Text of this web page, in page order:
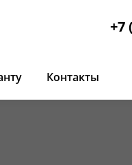
+7
Контакты